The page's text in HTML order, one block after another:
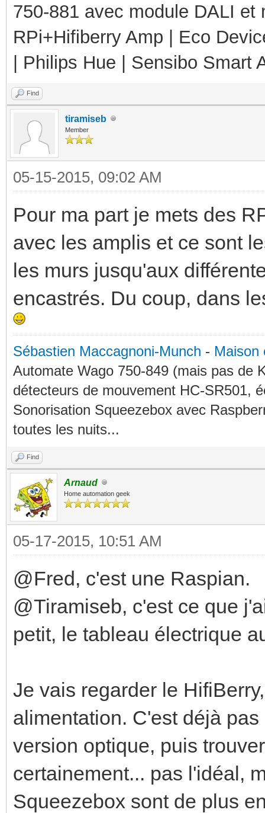
750-881 avec module DALI
RPi+Hifiberry Amp | Eco
| Philips Hue | Sensibo Smart
Find
tiramiseb
Member
05-15-2015, 09:02 AM
Pour ma part je mets des
avec les amplis et ce sont
les murs jusqu'aux
encastrés. Du coup, dans
Sébastien Maccagnoni-Munch - Maison
Automate Wago 750-849 (mais pas de
détecteurs de mouvement HC-SR501,
Sonorisation Squeezebox avec
toutes les nuits...
Find
Arnaud
Home automation geek
05-17-2015, 10:51 AM
@Fred, c'est une Raspian.
@Tiramiseb, c'est ce que
petit, le tableau électrique
Je vais regarder le
alimentation. C'est déjà
version optique, puis
certainement... pas l'idéal,
Squeezebox sont de plus